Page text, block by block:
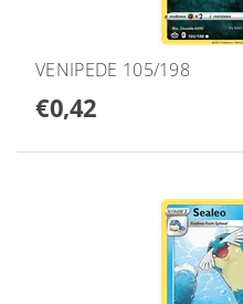
VENIPEDE 105/198
€0,42